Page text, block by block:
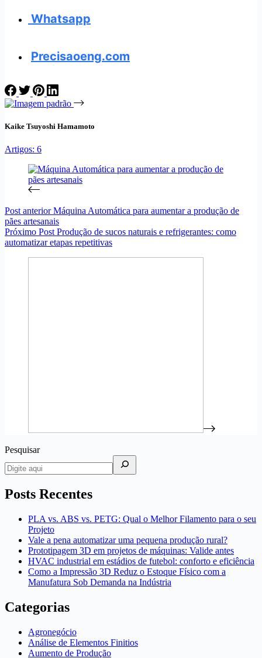
Whatsapp
Precisaoeng.com
Kaike Tsuyoshi Hamamoto
Artigos: 6
Post anteriorMáquina Automática para aumentar a produção de
pães artesanais
Próximo Post Produção de sucos naturais e refrigerantes: como
automatizar etapas repetitivas
Pesquisar
Posts Recentes
PLA vs. ABS vs. PETG: Qual o Melhor Filamento para o seu
Projeto
Vale a pena automatizar uma pequena produção rural?
Prototipagem 3D em projetos de máquinas: Valide antes
HVAC industrial em estádios de futebol: conforto e eficiência
Como a Impressão 3D Reduz o Estoque Físico com a
Manufatura Sob Demanda na Indústria
Categorias
Agronegócio
Análise de Elementos Finitios
Aumento de Produção